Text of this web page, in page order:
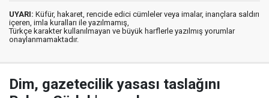
UYARI: Küfür, hakaret, rencide edici cümleler veya imalar, inançlara saldırı
içeren, imla kuralları ile yazılmamış,
Türkçe karakter kullanılmayan ve büyük harflerle yazılmış yorumlar
onaylanmamaktadır.
Dim, gazetecilik yasası taslağını